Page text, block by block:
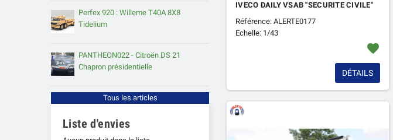
Perfex 920 : Willeme T40A 8X8
Tidelium
PANTHEON022 - Citroën DS 21
Chapron présidentielle
Tous les articles
Liste d'envies
IVECO DAILY VSAB "SECURITE CIVILE"
Référence: ALERTE0177
Echelle: 1/43
favorite
DÉTAILS